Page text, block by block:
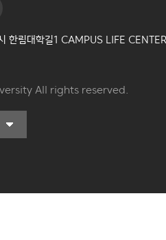
한림대학길1 CAMPUS LIFE CENTER
All rights reserved.